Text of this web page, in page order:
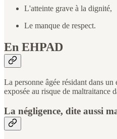
L'atteinte grave à la dignité,
Le manque de respect.
En EHPAD
La personne âgée résidant dans
exposée au risque de maltraitance
La négligence, dite aussi